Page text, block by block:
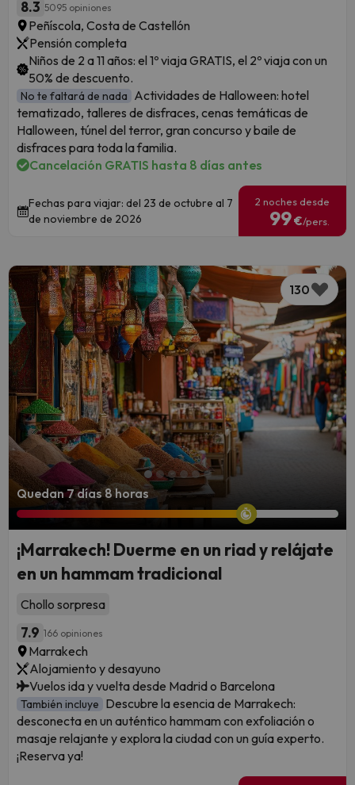
8.3 5095 opiniones
Peñíscola, Costa de Castellón
Pensión completa
Niños de 2 a 11 años: el 1º viaja GRATIS, el 2º viaja con un
50% de descuento.
No te faltará de nada Actividades de Halloween: hotel
tematizado, talleres de disfraces, cenas temáticas de
Halloween, túnel del terror, gran concurso y baile de
disfraces para toda la familia.
Cancelación GRATIS hasta 8 días antes
Fechas para viajar: del 23 de octubre al 7
de noviembre de 2026
2 noches desde
99€/pers.
130
Quedan 7 días 8 horas
¡Marrakech! Duerme en un riad y relájate
en un hammam tradicional
Chollo sorpresa
7.9 166 opiniones
Marrakech
Alojamiento y desayuno
Vuelos ida y vuelta desde Madrid o Barcelona
También incluye Descubre la esencia de Marrakech:
desconecta en un auténtico hammam con exfoliación o
masaje relajante y explora la ciudad con un guía experto.
¡Reserva ya!